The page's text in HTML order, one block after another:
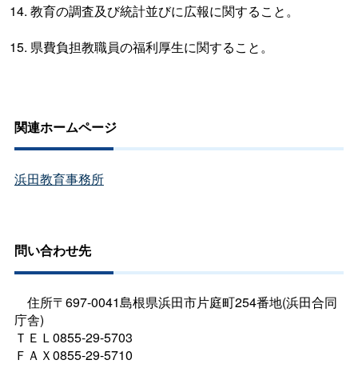
教育の調査及び統計並びに広報に関すること。
県費負担教職員の福利厚生に関すること。
関連ホームページ
浜田教育事務所
問い合わせ先
住所〒697-0041島根県浜田市片庭町254番地(浜田合同
庁舎)
ＴＥＬ0855-29-5703
ＦＡＸ0855-29-5710